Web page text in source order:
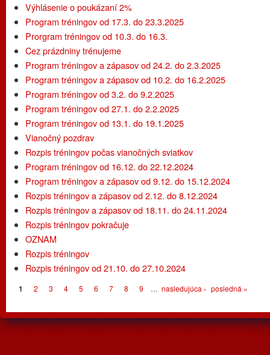
Výhlásenie o poukázaní 2%
Program tréningov od 17.3. do 23.3.2025
Prorgram tréningov od 10.3. do 16.3.
Cez prázdniny trénujeme
Program tréningov a zápasov od 24.2. do 2.3.2025
Program tréningov a zápasov od 10.2. do 16.2.2025
Program tréningov od 3.2. do 9.2.2025
Program tréningov od 27.1. do 2.2.2025
Program tréningov od 13.1. do 19.1.2025
Vianočný pozdrav
Rozpis tréningov počas vianočných sviatkov
Program tréningov od 16.12. do 22.12.2024
Program tréningov a zápasov od 9.12. do 15.12.2024
Rozpis tréningov a zápasov od 2.12. do 8.12.2024
Rozpis tréningov a zápasov od 18.11. do 24.11.2024
Rozpis tréningov pokračuje
OZNAM
Rozpis tréningov
Rozpis tréningov od 21.10. do 27.10.2024
Stránky
1 2 3 4 5 6 7 8 9 … nasledujúca › posledná »